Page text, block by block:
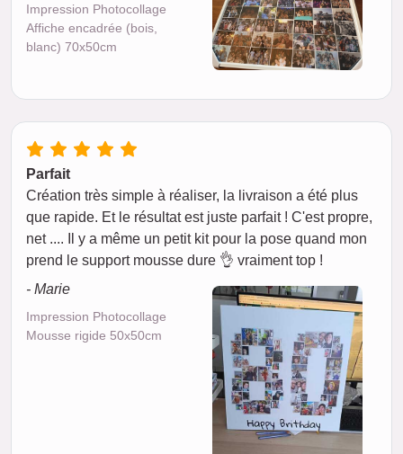
Impression Photocollage
Affiche encadrée (bois,
blanc) 70x50cm
Parfait
Création très simple à réaliser, la livraison a été plus
que rapide. Et le résultat est juste parfait ! C'est propre,
net .... Il y a même un petit kit pour la pose quand mon
prend le support mousse dure 👌 vraiment top !
- Marie
Impression Photocollage
Mousse rigide 50x50cm